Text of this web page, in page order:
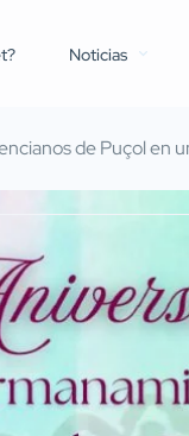
Noticias
de Puçol en